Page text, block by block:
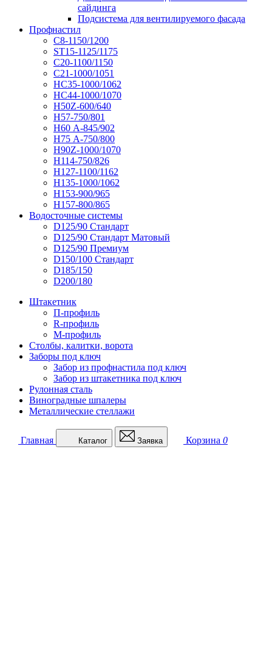
сайдинга
Подсистема для вентилируемого фасада
Профнастил
С8-1150/1200
ST15-1125/1175
С20-1100/1150
С21-1000/1051
НС35-1000/1062
НС44-1000/1070
Н50Z-600/640
Н57-750/801
Н60 А-845/902
Н75 А-750/800
Н90Z-1000/1070
Н114-750/826
Н127-1100/1162
Н135-1000/1062
Н153-900/965
Н157-800/865
Водосточные системы
D125/90 Стандарт
D125/90 Стандарт Матовый
D125/90 Премиум
D150/100 Стандарт
D185/150
D200/180
Штакетник
П-профиль
R-профиль
М-профиль
Столбы, калитки, ворота
Заборы под ключ
Забор из профнастила под ключ
Забор из штакетника под ключ
Рулонная сталь
Виноградные шпалеры
Металлические стеллажи
Главная Каталог Заявка Корзина 0